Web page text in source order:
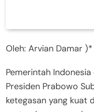
Oleh: Arvian Damar )*
Pemerintah
Presiden Prabowo
ketegasan yang kuat